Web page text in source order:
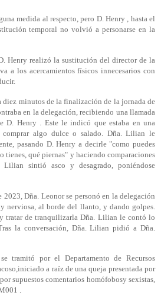
medida al respecto, pero D. Henry , hasta el
temporal no volvió a personarse en la
Henry realizó la sustitución del director de la
a los acercamientos físicos innecesarios con
diez minutos de la finalización de la jornada de
en la delegación, recibiendo una llamada
D. Henry . Este le indicó que estaba en una
algo dulce o salado. Dña. Lilian le
pasando D. Henry a decirle "como puedes
tienes, qué piernas" y haciendo comparaciones
Lilian sintió asco y desagrado, poniéndose
2023, Dña. Leonor se personó en la delegación
nerviosa, al borde del llanto, y dando golpes.
tratar de tranquilizarla Dña. Lilian le contó lo
la conversación, Dña. Lilian pidió a Dña.
tramitó por el Departamento de Recursos
a raíz de una queja presentada por
supuestos comentarios homófobosy sexistas,
.